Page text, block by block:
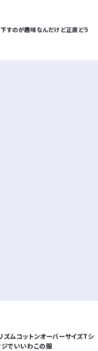
すのが趣味なんだけど正直どう
ムコットンオーバーサイズTシ
でいいわこの服